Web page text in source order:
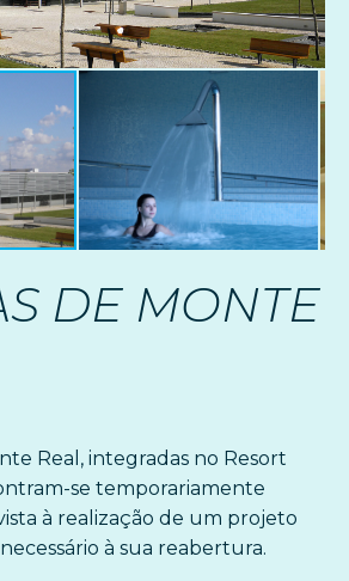
DE MONTE
Real, integradas no Resort
se temporariamente
à realização de um projeto
à sua reabertura.